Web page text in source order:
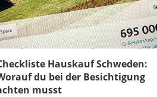
Hauskauf Schweden:
du bei der Besichtigung
musst